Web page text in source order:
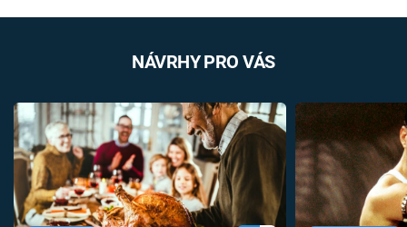
NÁVRHY PRO VÁS